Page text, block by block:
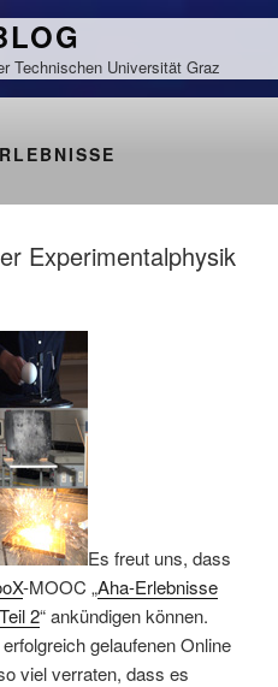
Technischen Universität Graz
Experimentalphysik
Es freut uns, dass
-MOOC „Aha-Erlebnisse
2“ ankündigen können.
gelaufenen Online
viel verraten, dass es